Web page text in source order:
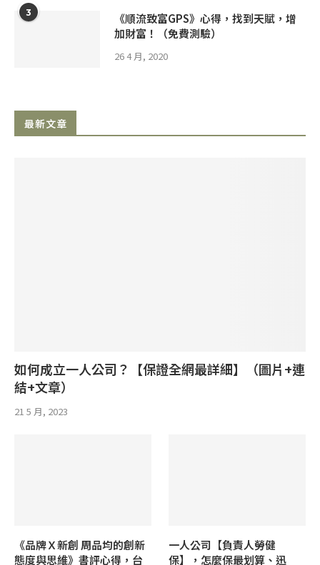
3
《順流致富GPS》心得，找到天賦，增
加財富！（免費測驗）
26 4 月, 2020
最新文章
如何成立一人公司？【保證全網最詳細】（圖片+連
結+文章）
21 5 月, 2023
《品牌Ｘ新創 周品均的創新
態度與思維》書評心得，台
一人公司【負責人勞健
保】，怎麼保最划算、迅